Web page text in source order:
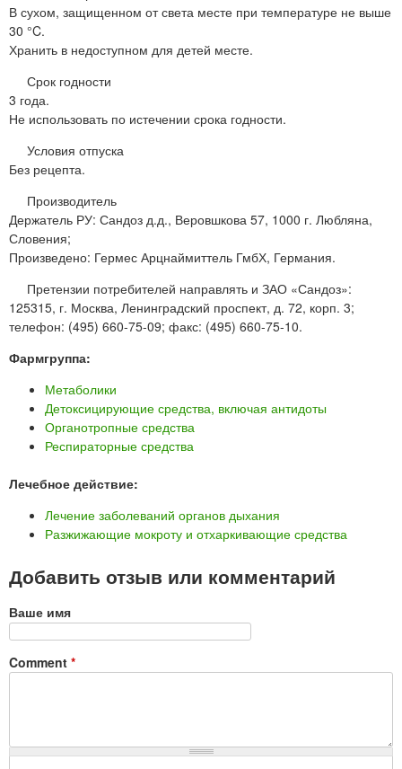
В сухом, защищенном от света месте при температуре не выше
30 °C.
Хранить в недоступном для детей месте.
Срок годности
3 года.
Не использовать по истечении срока годности.
Условия отпуска
Без рецепта.
Производитель
Держатель РУ: Сандоз д.д., Веровшкова 57, 1000 г. Любляна,
Словения;
Произведено: Гермес Арцнаймиттель ГмбХ, Германия.
Претензии потребителей направлять и ЗАО «Сандоз»:
125315, г. Москва, Ленинградский проспект, д. 72, корп. 3;
телефон: (495) 660-75-09; факс: (495) 660-75-10.
Фармгруппа:
Метаболики
Детоксицирующие средства, включая антидоты
Органотропные средства
Респираторные средства
Лечебное действие:
Лечение заболеваний органов дыхания
Разжижающие мокроту и отхаркивающие средства
Добавить отзыв или комментарий
Ваше имя
Comment *